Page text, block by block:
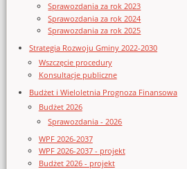
Sprawozdania za rok 2023
Sprawozdania za rok 2024
Sprawozdania za rok 2025
Strategia Rozwoju Gminy 2022-2030
Wszczęcie procedury
Konsultacje publiczne
Budżet i Wieloletnia Prognoza Finansowa
Budżet 2026
Sprawozdania - 2026
WPF 2026-2037
WPF 2026-2037 - projekt
Budżet 2026 - projekt